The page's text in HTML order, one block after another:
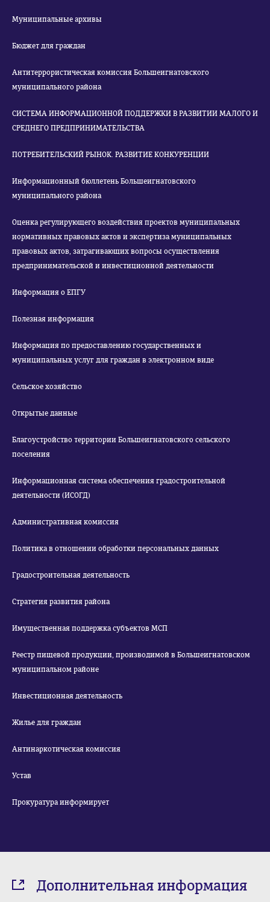
Муниципальные архивы
Бюджет для граждан
Антитеррористическая комиссия Большеигнатовского
муниципального района
СИСТЕМА ИНФОРМАЦИОННОЙ ПОДДЕРЖКИ В РАЗВИТИИ МАЛОГО И
СРЕДНЕГО ПРЕДПРИНИМАТЕЛЬСТВА
ПОТРЕБИТЕЛЬСКИЙ РЫНОК. РАЗВИТИЕ КОНКУРЕНЦИИ
Информационный бюллетень Большеигнатовского
муниципального района
Оценка регулирующего воздействия проектов муниципальных
нормативных правовых актов и экспертиза муниципальных
правовых актов, затрагивающих вопросы осуществления
предпринимательской и инвестиционной деятельности
Информация о ЕПГУ
Полезная информация
Информация по предоставлению государственных и
муниципальных услуг для граждан в электронном виде
Сельское хозяйство
Открытые данные
Благоустройство территории Большеигнатовского сельского
поселения
Информационная система обеспечения градостроительной
деятельности (ИСОГД)
Административная комиссия
Политика в отношении обработки персональных данных
Градостроительная деятельность
Стратегия развития района
Имущественная поддержка субъектов МСП
Реестр пищевой продукции, производимой в Большеигнатовском
муниципальном районе
Инвестиционная деятельность
Жилье для граждан
Антинаркотическая комиссия
Устав
Прокуратура информирует
Дополнительная информация